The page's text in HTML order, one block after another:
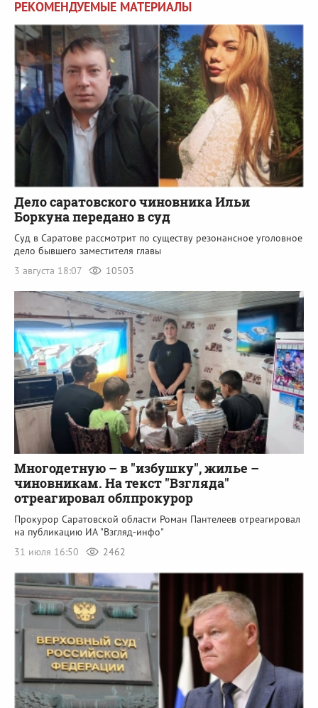
РЕКОМЕНДУЕМЫЕ МАТЕРИАЛЫ
Дело саратовского чиновника Ильи
Боркуна передано в суд
Суд в Саратове рассмотрит по существу резонансное уголовное
дело бывшего заместителя главы
3 августа 18:07
10503
Многодетную – в "избушку", жилье –
чиновникам. На текст "Взгляда"
отреагировал облпрокурор
Прокурор Саратовской области Роман Пантелеев отреагировал
на публикацию ИА "Взгляд-инфо"
31 июля 16:50
2462